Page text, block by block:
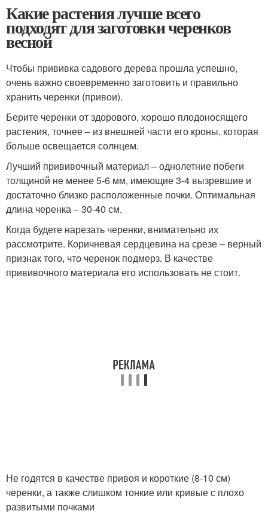
Какие растения лучше всего
подходят для заготовки черенков
весной
Чтобы прививка садового дерева прошла успешно,
очень важно своевременно заготовить и правильно
хранить черенки (привои).
Берите черенки от здорового, хорошо плодоносящего
растения, точнее – из внешней части его кроны, которая
больше освещается солнцем.
Лучший прививочный материал – однолетние побеги
толщиной не менее 5-6 мм, имеющие 3-4 вызревшие и
достаточно близко расположенные почки. Оптимальная
длина черенка − 30-40 см.
Когда будете нарезать черенки, внимательно их
рассмотрите. Коричневая сердцевина на срезе – верный
признак того, что черенок подмерз. В качестве
прививочного материала его использовать не стоит.
Не годятся в качестве привоя и короткие (8-10 см)
черенки, а также слишком тонкие или кривые с плохо
развитыми почками